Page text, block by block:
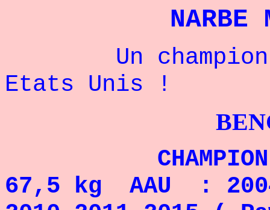
NARBE
Un champion
Etats Unis !
CHAMPION
67,5 kg AAU :